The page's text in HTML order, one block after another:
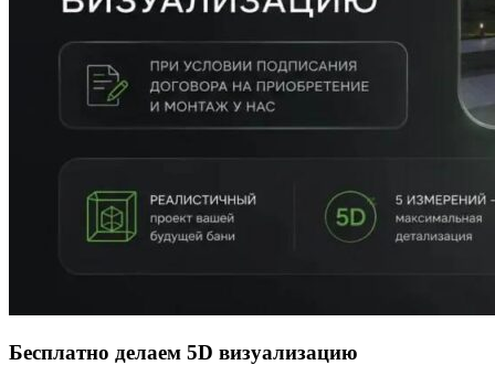
Бесплатно делаем 5D визуализацию